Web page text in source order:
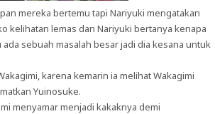
mereka bertemu tapi Nariyuki mengatakan
kelihatan lemas dan Nariyuki bertanya kenapa
sebuah masalah besar jadi dia kesana untuk
karena kemarin ia melihat Wakagimi
Yuinosuke.
menyamar menjadi kakaknya demi